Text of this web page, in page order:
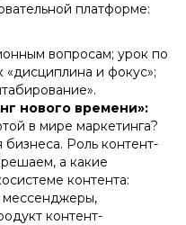
платформе:
вопросам; урок по
«дисциплина и фокус»;
нового времени»:
в мире маркетинга?
Роль контент-
а какие
контента:
мессенджеры,
контент-